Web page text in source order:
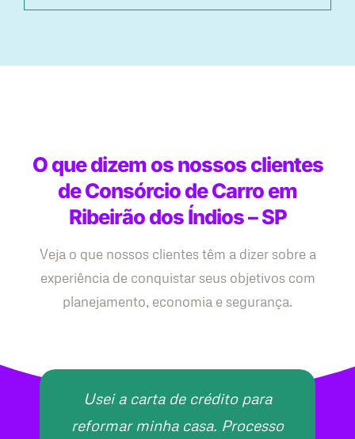
O que dizem os nossos clientes
de Consórcio de Carro em
Ribeirão dos Índios – SP
Veja o que nossos clientes têm a dizer sobre a
experiência de conquistar seus objetivos com
planejamento, economia e segurança.
Usei a carta de crédito para
reformar minha casa. Processo